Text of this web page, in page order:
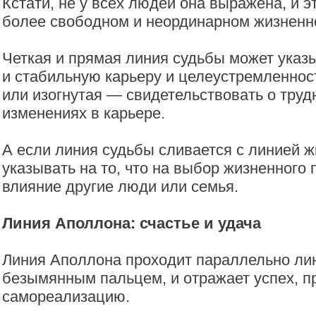
более свободном и неординарном
Четкая и прямая линия судьбы может
и стабильную карьеру и
или изогнутая — свидетельствовать о
изменениях в карьере.
А если линия судьбы сливается с линией
указывать на то, что на выбор жизненного
влияние другие люди или семья.
Линия Аполлона: счастье и удача
Линия Аполлона проходит параллельно
безымянным пальцем, и отражает успех,
самореализацию.